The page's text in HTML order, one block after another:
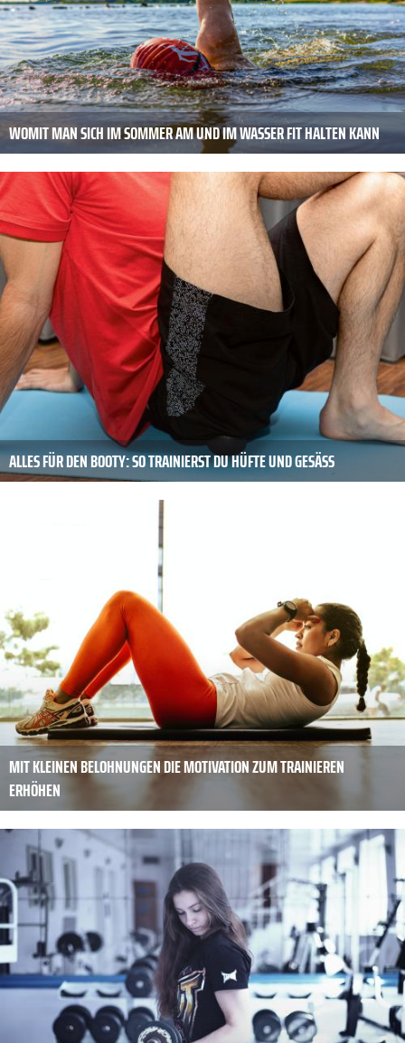
WOMIT MAN SICH IM SOMMER AM UND IM WASSER FIT HALTEN KANN
ALLES FÜR DEN BOOTY: SO TRAINIERST DU HÜFTE UND GESÄSS
MIT KLEINEN BELOHNUNGEN DIE MOTIVATION ZUM TRAINIEREN
ERHÖHEN